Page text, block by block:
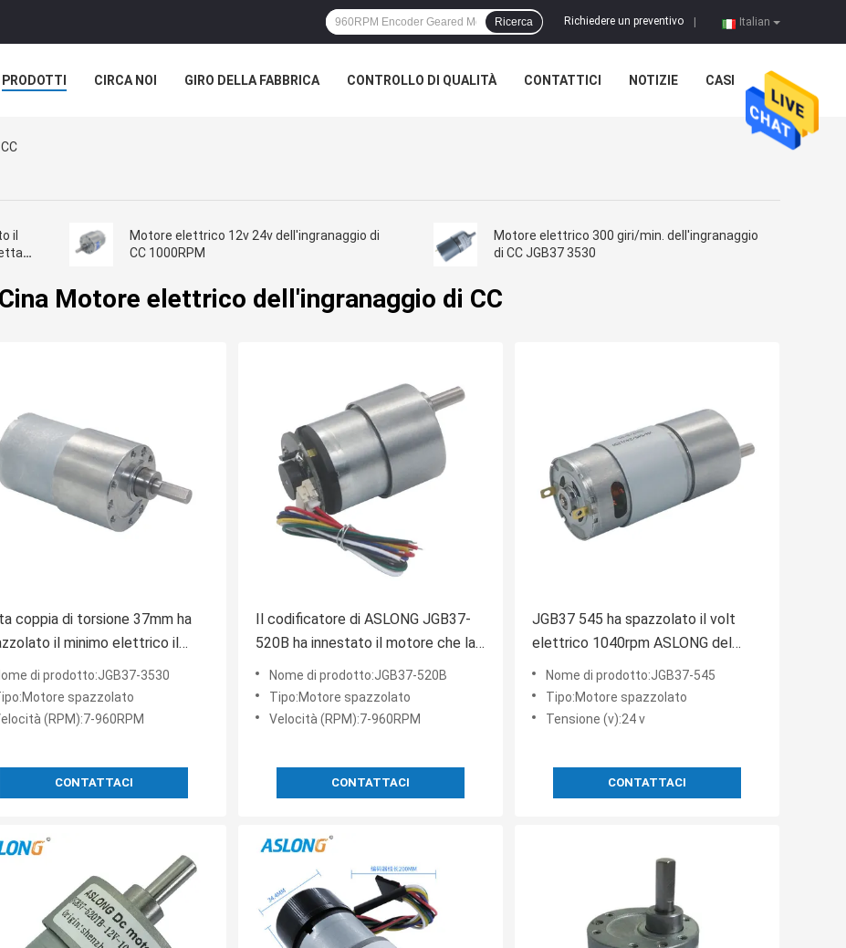
Italian
Richiedere un preventivo
Ricerca
PRODOTTI CIRCA NOI GIRO DELLA FABBRICA CONTROLLO DI QUALITÀ CONTATTICI NOTIZIE CASI
il
Motore elettrico 12v 24v dell'ingranaggio di
CC 1000RPM
Motore elettrico 300 giri/min. dell'ingranaggio
di CC JGB37 3530
Motore elettrico dell'ingranaggio di CC
coppia di torsione 37mm ha
il minimo elettrico il
7RPM del motore
di CC per il robot
di prodotto:JGB37-3530
spazzolato
(RPM):7-960RPM
CONTATTACI
Il codificatore di ASLONG JGB37-
520B ha innestato il motore che la
CC industriale ha innestato i motori
960RPM
Nome di prodotto:JGB37-520B
Tipo:Motore spazzolato
Velocità (RPM):7-960RPM
CONTATTACI
JGB37 545 ha spazzolato il volt
elettrico 1040rpm ASLONG del
motore 24 dell'ingranaggio di CC
Nome di prodotto:JGB37-545
Tipo:Motore spazzolato
Tensione (v):24 v
CONTATTACI